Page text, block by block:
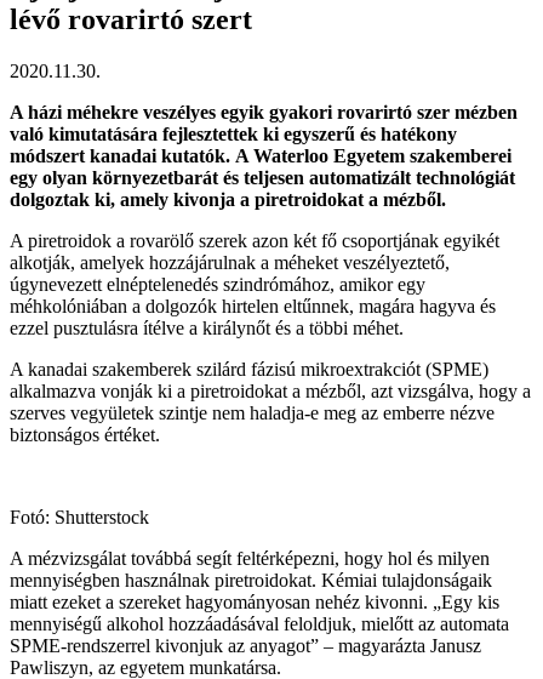
lévő rovarirtó szert
2020.11.30.
A házi méhekre veszélyes egyik gyakori rovarirtó szer mézben
való kimutatására fejlesztettek ki egyszerű és hatékony
módszert kanadai kutatók. A Waterloo Egyetem szakemberei
egy olyan környezetbarát és teljesen automatizált technológiát
dolgoztak ki, amely kivonja a piretroidokat a mézből.
A piretroidok a rovarölő szerek azon két fő csoportjának egyikét
alkotják, amelyek hozzájárulnak a méheket veszélyeztető,
úgynevezett elnéptelenedés szindrómához, amikor egy
méhkolóniában a dolgozók hirtelen eltűnnek, magára hagyva és
ezzel pusztulásra ítélve a királynőt és a többi méhet.
A kanadai szakemberek szilárd fázisú mikroextrakciót (SPME)
alkalmazva vonják ki a piretroidokat a mézből, azt vizsgálva, hogy a
szerves vegyületek szintje nem haladja-e meg az emberre nézve
biztonságos értéket.
Fotó: Shutterstock
A mézvizsgálat továbbá segít feltérképezni, hogy hol és milyen
mennyiségben használnak piretroidokat. Kémiai tulajdonságaik
miatt ezeket a szereket hagyományosan nehéz kivonni. „Egy kis
mennyiségű alkohol hozzáadásával feloldjuk, mielőtt az automata
SPME-rendszerrel kivonjuk az anyagot” – magyarázta Janusz
Pawliszyn, az egyetem munkatársa.